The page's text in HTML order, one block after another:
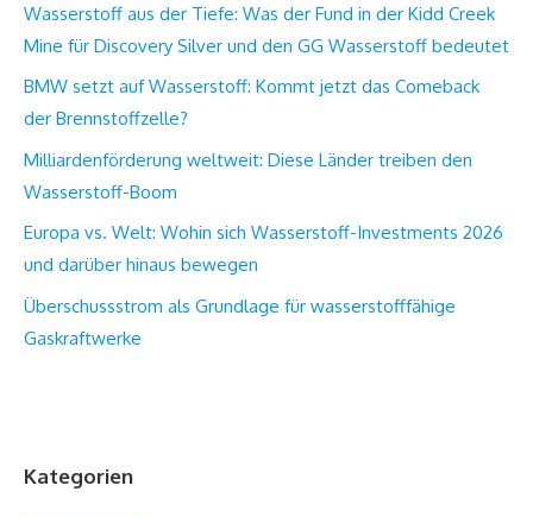
Wasserstoff aus der Tiefe: Was der Fund in der Kidd Creek
Mine für Discovery Silver und den GG Wasserstoff bedeutet
BMW setzt auf Wasserstoff: Kommt jetzt das Comeback
der Brennstoffzelle?
Milliardenförderung weltweit: Diese Länder treiben den
Wasserstoff-Boom
Europa vs. Welt: Wohin sich Wasserstoff-Investments 2026
und darüber hinaus bewegen
Überschussstrom als Grundlage für wasserstofffähige
Gaskraftwerke
Kategorien